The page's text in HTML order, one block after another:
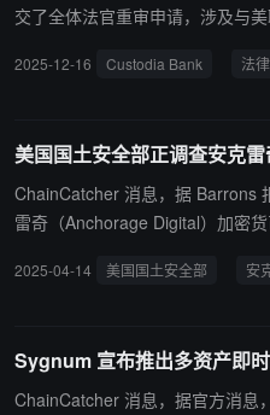
交了全体法官重审申请，涉及与
ia Bank 请求法院重新考虑其 10
2025-12-16 Custodia Bank 法
美国国土安全部正调查安克
ChainCatcher 消息，据 Barrons
雷奇（Anchorage Digital）加密货
2025-04-14 美国国土安全部 安
Sygnum 宣布推出多资产即
ChainCatcher 消息，据官方消息